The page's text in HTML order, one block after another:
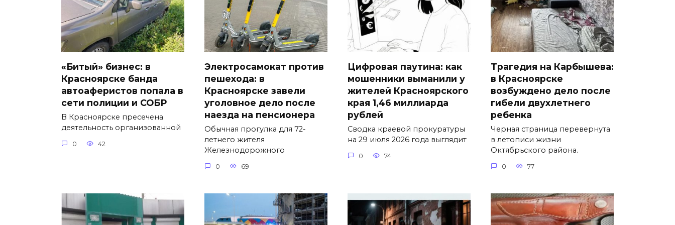
«Битый» бизнес: в
Красноярске банда
автоаферистов попала в
сети полиции и СОБР
В Красноярске пресечена
деятельность организованной
0 42
Электросамокат против
пешехода: в
Красноярске завели
уголовное дело после
наезда на пенсионера
Обычная прогулка для 72-
летнего жителя
Железнодорожного
0 69
Цифровая паутина: как
мошенники выманили у
жителей Красноярского
края 1,46 миллиарда
рублей
Сводка краевой прокуратуры
на 29 июля 2026 года выглядит
0 74
Трагедия на Карбышева:
в Красноярске
возбуждено дело после
гибели двухлетнего
ребенка
Черная страница перевернута
в летописи жизни
Октябрьского района.
0 77